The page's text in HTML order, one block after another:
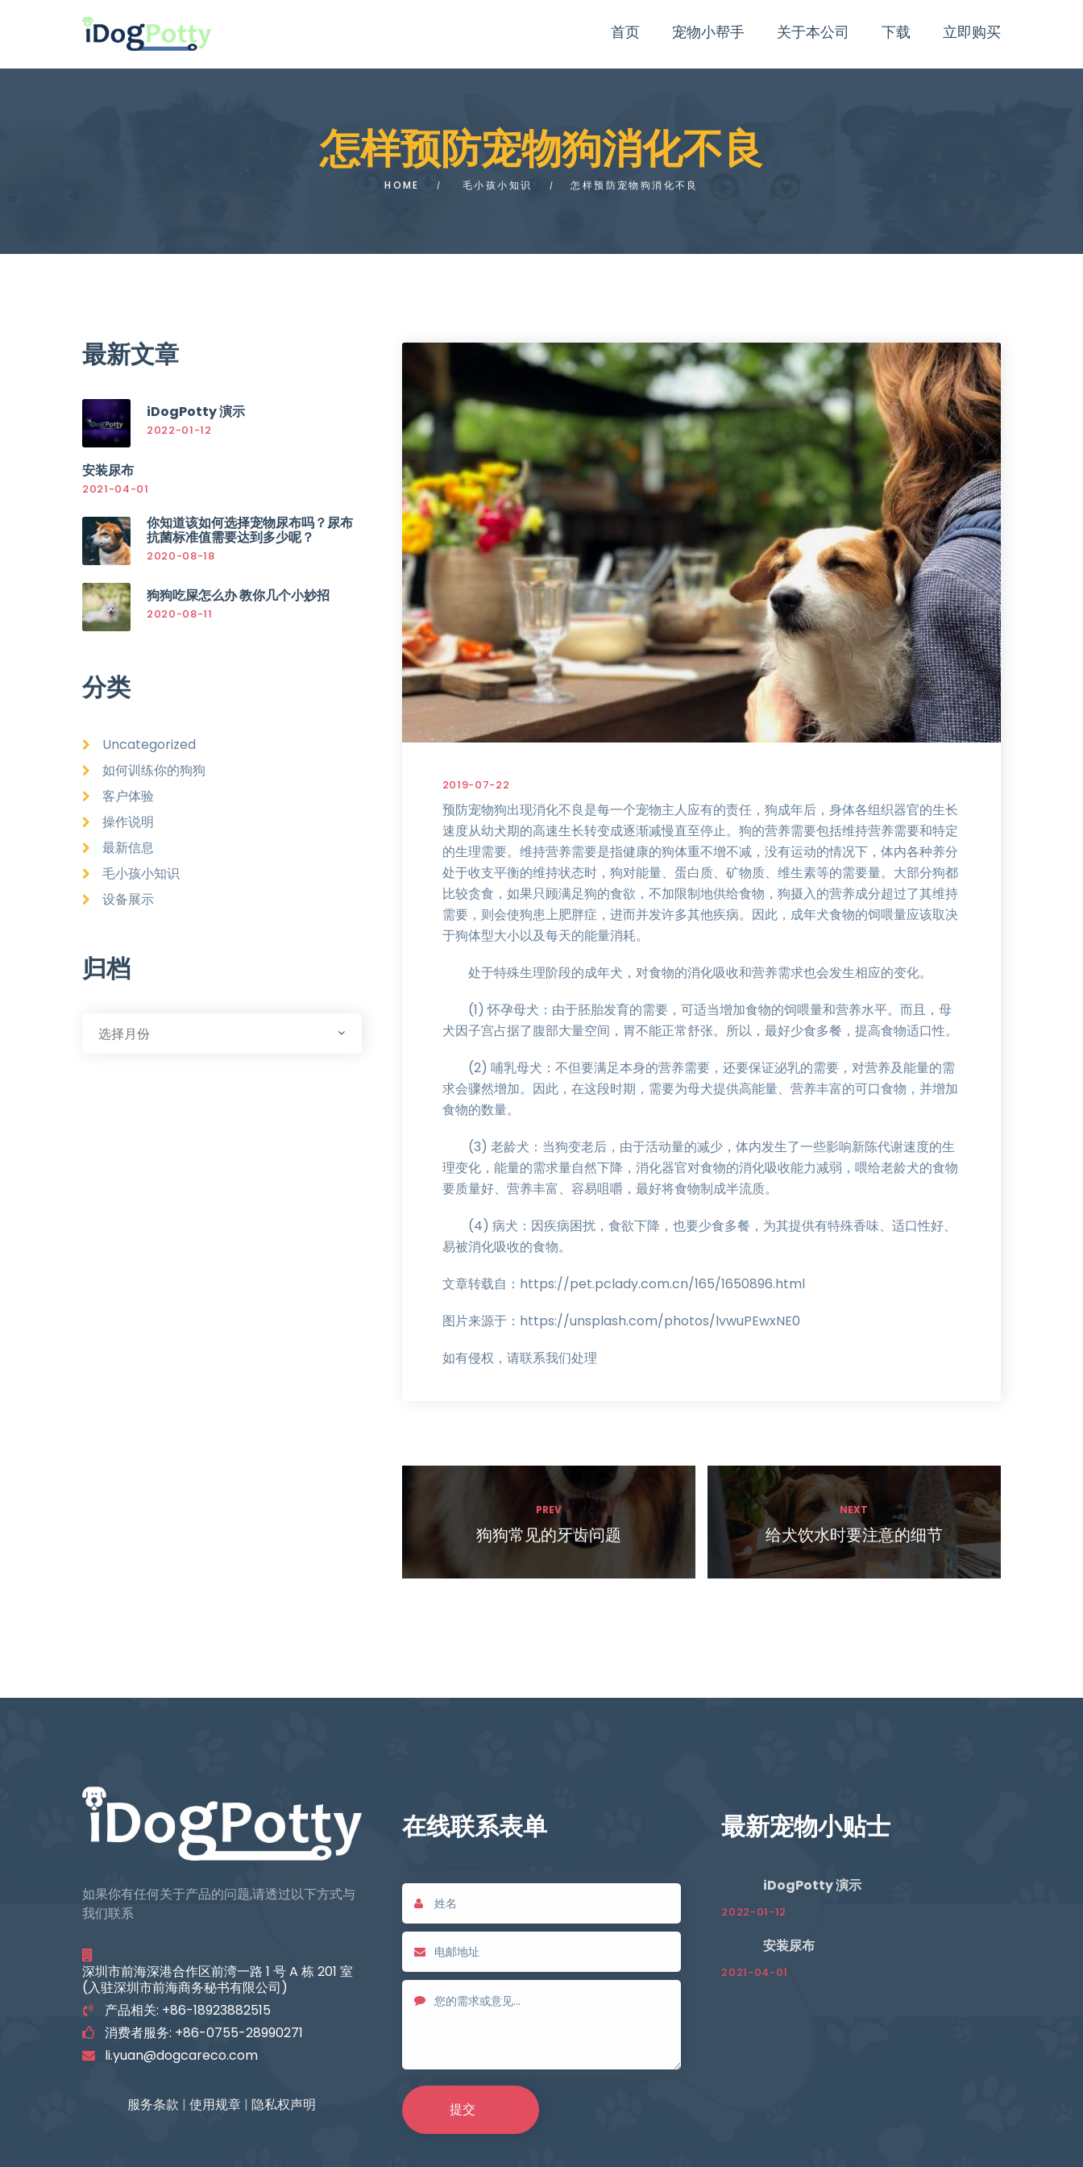
首页 宠物小帮手 关于本公司 下载 立即购买
怎样预防宠物狗消化不良
HOME 毛小孩小知识 怎样预防宠物狗消化不良
2019-07-22
预防宠物狗出现消化不良是每一个宠物主人应有的责任，狗成年后，身体各组织器官的生长
速度从幼犬期的高速生长转变成逐渐减慢直至停止。狗的营养需要包括维持营养需要和特定
的生理需要。维持营养需要是指健康的狗体重不增不减，没有运动的情况下，体内各种养分
处于收支平衡的维持状态时，狗对能量、蛋白质、矿物质、维生素等的需要量。大部分狗都
比较贪食，如果只顾满足狗的食欲，不加限制地供给食物，狗摄入的营养成分超过了其维持
需要，则会使狗患上肥胖症，进而并发许多其他疾病。因此，成年犬食物的饲喂量应该取决
于狗体型大小以及每天的能量消耗。
处于特殊生理阶段的成年犬，对食物的消化吸收和营养需求也会发生相应的变化。
(1) 怀孕母犬：由于胚胎发育的需要，可适当增加食物的饲喂量和营养水平。而且，母
犬因子宫占据了腹部大量空间，胃不能正常舒张。所以，最好少食多餐，提高食物适口性。
(2) 哺乳母犬：不但要满足本身的营养需要，还要保证泌乳的需要，对营养及能量的需
求会骤然增加。因此，在这段时期，需要为母犬提供高能量、营养丰富的可口食物，并增加
食物的数量。
(3) 老龄犬：当狗变老后，由于活动量的减少，体内发生了一些影响新陈代谢速度的生
理变化，能量的需求量自然下降，消化器官对食物的消化吸收能力减弱，喂给老龄犬的食物
要质量好、营养丰富、容易咀嚼，最好将食物制成半流质。
(4) 病犬：因疾病困扰，食欲下降，也要少食多餐，为其提供有特殊香味、适口性好、
易被消化吸收的食物。
文章转载自：https://pet.pclady.com.cn/165/1650896.html
图片来源于：https://unsplash.com/photos/lvwuPEwxNE0
如有侵权，请联系我们处理
PREV
狗狗常见的牙齿问题
NEXT
给犬饮水时要注意的细节
最新文章
iDogPotty 演示
2022-01-12
安装尿布
2021-04-01
你知道该如何选择宠物尿布吗？尿布
抗菌标准值需要达到多少呢？
2020-08-18
狗狗吃屎怎么办 教你几个小妙招
2020-08-11
分类
Uncategorized
如何训练你的狗狗
客户体验
操作说明
最新信息
毛小孩小知识
设备展示
归档
如果你有任何关于产品的问题,请透过以下方式与
我们联系
深圳市前海深港合作区前湾一路 1 号 A 栋 201 室
(入驻深圳市前海商务秘书有限公司)
产品相关: +86-18923882515
消费者服务: +86-0755-28990271
li.yuan@dogcareco.com
服务条款 |使用规章 |隐私权声明
在线联系表单 最新宠物小贴士
iDogPotty 演示
2022-01-12
安装尿布
2021-04-01